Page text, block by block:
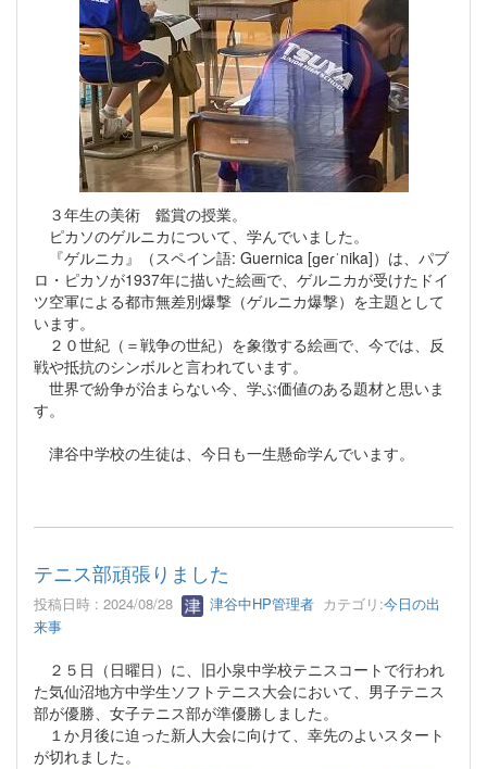
３年生の美術 鑑賞の授業。
ピカソのゲルニカについて、学んでいました。
『ゲルニカ』（スペイン語: Guernica [ɡeɾˈnika]）は、パブ
ロ・ピカソが1937年に描いた絵画で、ゲルニカが受けたドイ
ツ空軍による都市無差別爆撃（ゲルニカ爆撃）を主題として
います。
２０世紀（＝戦争の世紀）を象徴する絵画で、今では、反
戦や抵抗のシンボルと言われています。
世界で紛争が治まらない今、学ぶ価値のある題材と思いま
す。
津谷中学校の生徒は、今日も一生懸命学んでいます。
テニス部頑張りました
投稿日時 : 2024/08/28 津谷中HP管理者 カテゴリ:今日の出
来事
２５日（日曜日）に、旧小泉中学校テニスコートで行われ
た気仙沼地方中学生ソフトテニス大会において、男子テニス
部が優勝、女子テニス部が準優勝しました。
１か月後に迫った新人大会に向けて、幸先のよいスタート
が切れました。